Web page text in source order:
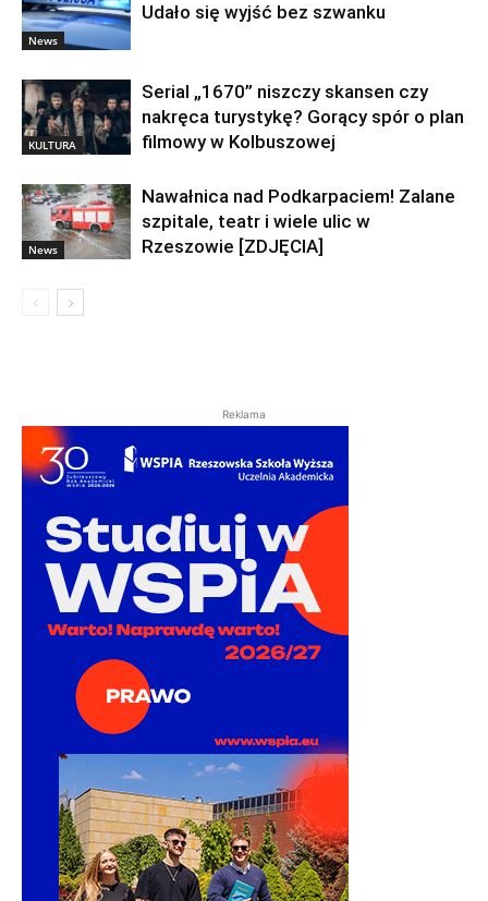
News
Udało się wyjść bez szwanku
KULTURA
Serial „1670” niszczy skansen czy
nakręca turystykę? Gorący spór o plan
filmowy w Kolbuszowej
News
Nawałnica nad Podkarpaciem! Zalane
szpitale, teatr i wiele ulic w
Rzeszowie [ZDJĘCIA]
Reklama